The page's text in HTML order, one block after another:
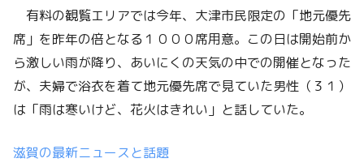
有料の観覧エリアでは今年、大津市民限定の「地元優先
席」を昨年の倍となる１０００席用意。この日は開始前か
ら激しい雨が降り、あいにくの天気の中での開催となった
が、夫婦で浴衣を着て地元優先席で見ていた男性（３１）
は「雨は寒いけど、花火はきれい」と話していた。
滋賀の最新ニュースと話題